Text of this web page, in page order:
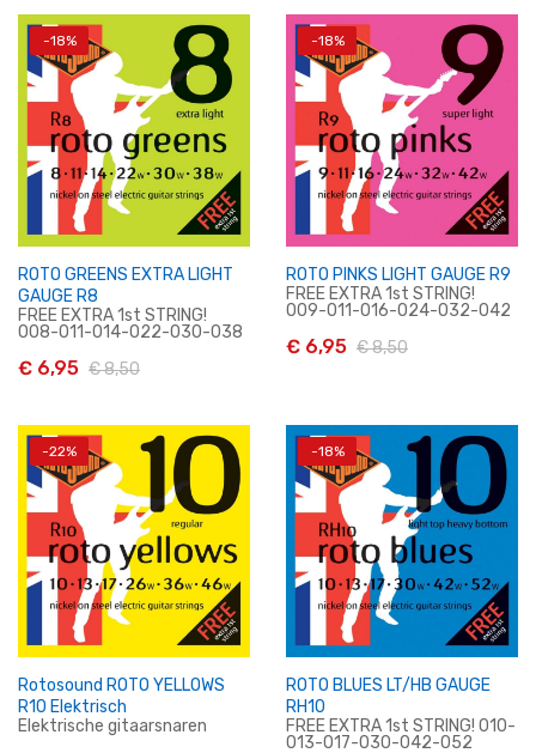
-18%
In Winkelwagen
ROTO GREENS EXTRA LIGHT
GAUGE R8
FREE EXTRA 1st STRING!
008-011-014-022-030-038
€ 6,95 € 8,50
-18%
In Winkelwagen
ROTO PINKS LIGHT GAUGE R9
FREE EXTRA 1st STRING!
009-011-016-024-032-042
€ 6,95 € 8,50
-22%
Rotosound ROTO YELLOWS
R10 Elektrisch
Elektrische gitaarsnaren
-18%
ROTO BLUES LT/HB GAUGE
RH10
FREE EXTRA 1st STRING! 010-
013-017-030-042-052